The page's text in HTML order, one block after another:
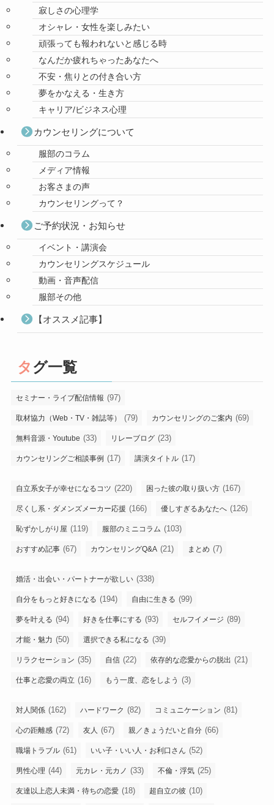
寂しさの心理学
オシャレ・女性を楽しみたい
頑張っても報われないと感じる時
なんだか疲れちゃったあなたへ
不安・焦りとの付き合い方
夢をかなえる・生き方
キャリア/ビジネス心理
カウンセリングについて
服部のコラム
メディア情報
お客さまの声
カウンセリングって？
ご予約状況・お知らせ
イベント・講演会
カウンセリングスケジュール
動画・音声配信
服部その他
【オススメ記事】
タグ一覧
セミナー・ライブ配信情報 (97)
取材協力（Web・TV・雑誌等） (79) カウンセリングのご案内 (69)
無料音源・Youtube (33) リレーブログ (23)
カウンセリングご相談事例 (17) 講演タイトル (17)
自立系女子が幸せになるコツ (220) 困った彼の取り扱い方 (167)
尽くし系・ダメンズメーカー応援 (166) 優しすぎるあなたへ (126)
恥ずかしがり屋 (119) 服部のミニコラム (103)
おすすめ記事 (67) カウンセリングQ&A (21) まとめ (7)
婚活・出会い・パートナーが欲しい (338)
自分をもっと好きになる (194) 自由に生きる (99)
夢を叶える (94) 好きを仕事にする (93) セルフイメージ (89)
才能・魅力 (50) 選択できる私になる (39)
リラクセーション (35) 自信 (22) 依存的な恋愛からの脱出 (21)
仕事と恋愛の両立 (16) もう一度、恋をしよう (3)
対人関係 (162) ハードワーク (82) コミュニケーション (81)
心の距離感 (72) 友人 (67) 親／きょうだいと自分 (66)
職場トラブル (61) いい子・いい人・お利口さん (52)
男性心理 (44) 元カレ・元カノ (33) 不倫・浮気 (25)
友達以上恋人未満・待ちの恋愛 (18) 超自立の彼 (10)